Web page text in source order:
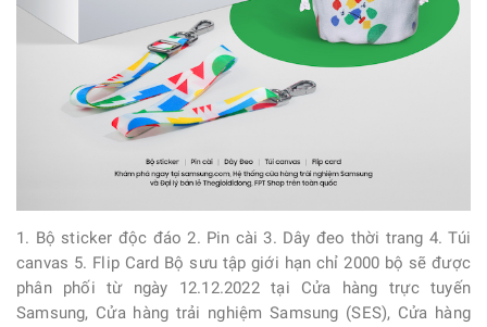
1. Bộ sticker độc đáo 2. Pin cài 3. Dây đeo thời trang 4. Túi
canvas 5. Flip Card Bộ sưu tập giới hạn chỉ 2000 bộ sẽ được
phân phối từ ngày 12.12.2022 tại Cửa hàng trực tuyến
Samsung, Cửa hàng trải nghiệm Samsung (SES), Cửa hàng